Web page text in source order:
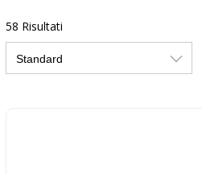
58 Risultati